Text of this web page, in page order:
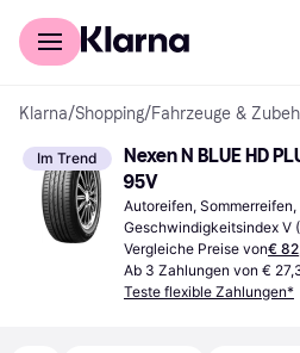
Für Shopper
Klarna/Shopping/Fahrzeuge &
Im Trend
Nexen N BLUE HD
95V
Autoreifen,
Geschwindigkeitsindex V
Vergleiche Preise von€
Ab 3 Zahlungen von €
Teste flexible Zahlungen*